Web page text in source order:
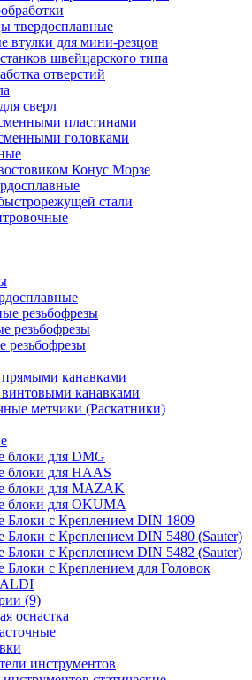
твердосплавные
втулки для мини-резцов
швейцарского типа
отверстий
сверл
пластинами
головками
Конус Морзе
стали
резьбофрезы
резьбофрезы
резьбофрезы
канавками
канавками
метчики (Раскатники)
блоки для DMG
блоки для HAAS
блоки для MAZAK
блоки для OKUMA
Блоки с Креплением DIN 1809
Блоки с Креплением DIN 5480 (Sauter)
Блоки с Креплением DIN 5482 (Sauter)
с Креплением для Головок
(9)
оснастка
инструментов